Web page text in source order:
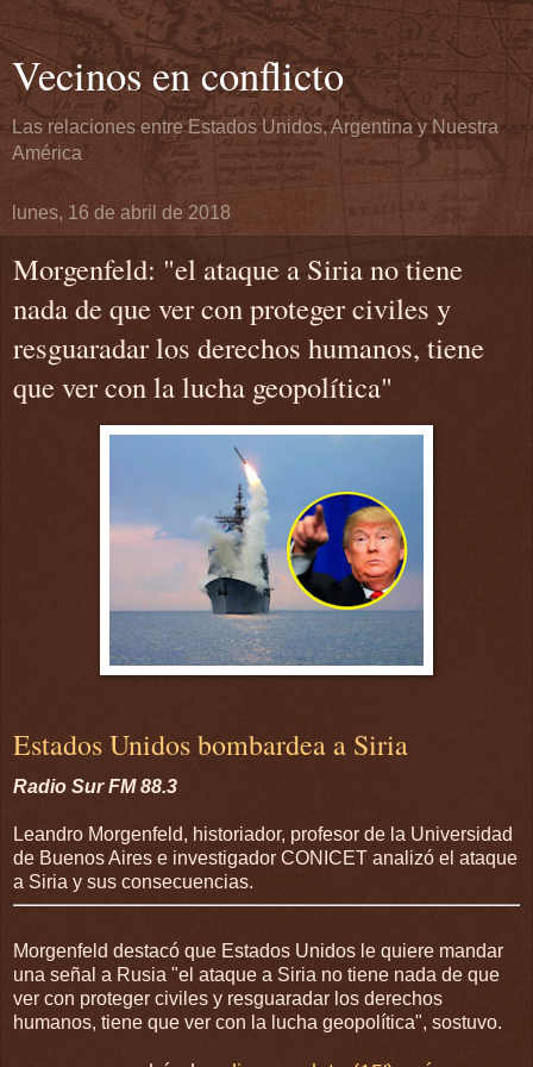
Vecinos en conflicto
Las relaciones entre Estados Unidos, Argentina y Nuestra
América
lunes, 16 de abril de 2018
Morgenfeld: "el ataque a Siria no tiene
nada de que ver con proteger civiles y
resguaradar los derechos humanos, tiene
que ver con la lucha geopolítica"
Estados Unidos bombardea a Siria
Radio Sur FM 88.3
Leandro Morgenfeld, historiador, profesor de la Universidad
de Buenos Aires e investigador CONICET analizó el ataque
a Siria y sus consecuencias.
Morgenfeld destacó que Estados Unidos le quiere mandar
una señal a Rusia "el ataque a Siria no tiene nada de que
ver con proteger civiles y resguaradar los derechos
humanos, tiene que ver con la lucha geopolítica", sostuvo.